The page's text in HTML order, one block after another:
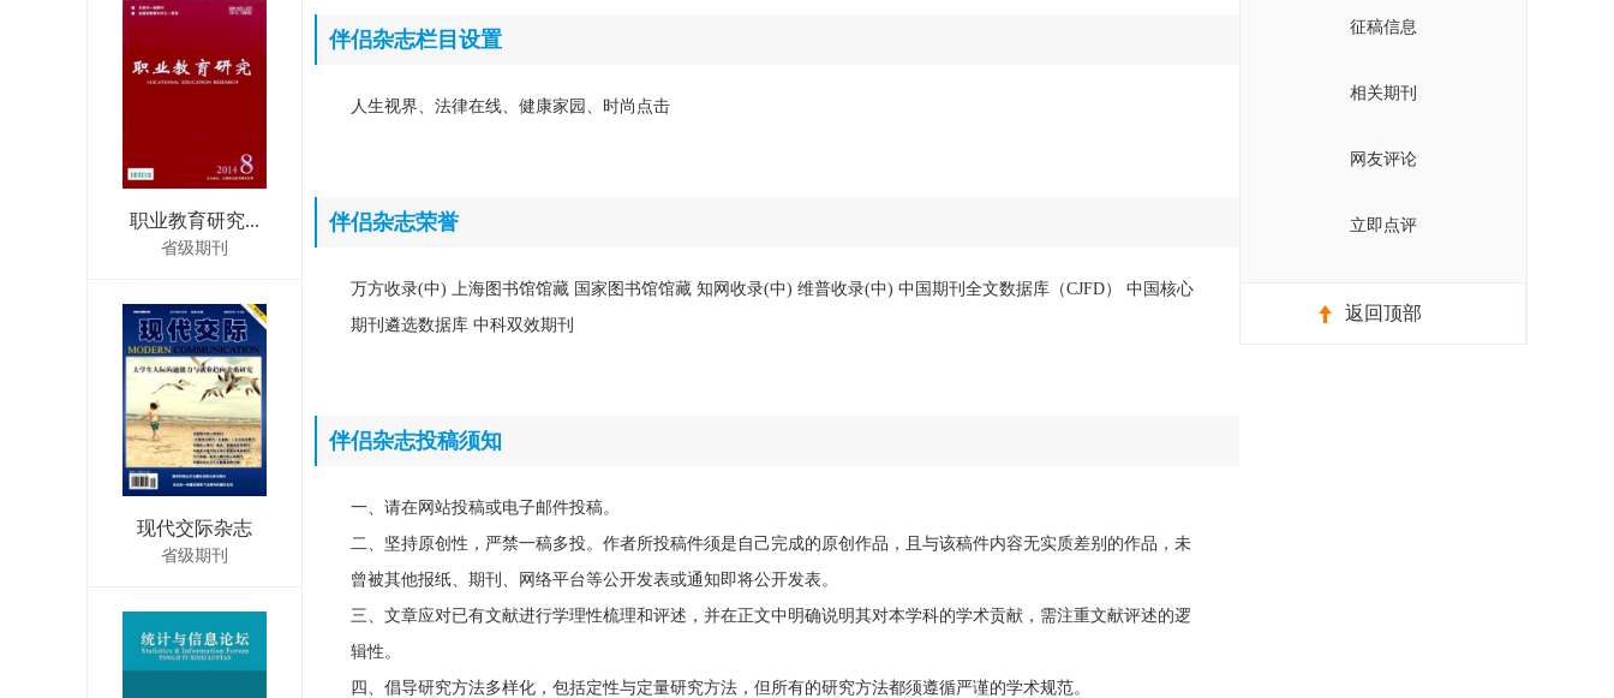
职业教育研究...
省级期刊
现代交际杂志
省级期刊
伴侣杂志栏目设置
人生视界、法律在线、健康家园、时尚点击
伴侣杂志荣誉
万方收录(中) 上海图书馆馆藏 国家图书馆馆藏 知网收录(中) 维普收录(中) 中国期刊全文数据库（CJFD） 中国核心
期刊遴选数据库 中科双效期刊
伴侣杂志投稿须知
一、请在网站投稿或电子邮件投稿。
二、坚持原创性，严禁一稿多投。作者所投稿件须是自己完成的原创作品，且与该稿件内容无实质差别的作品，未
曾被其他报纸、期刊、网络平台等公开发表或通知即将公开发表。
三、文章应对已有文献进行学理性梳理和评述，并在正文中明确说明其对本学科的学术贡献，需注重文献评述的逻
辑性。
四、倡导研究方法多样化，包括定性与定量研究方法，但所有的研究方法都须遵循严谨的学术规范。
征稿信息
相关期刊
网友评论
立即点评
返回顶部